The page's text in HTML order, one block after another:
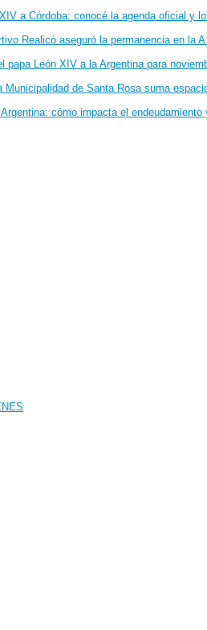
a Córdoba: conocé la agenda oficial y
Realicó aseguró la permanencia en la
papa León XIV a la Argentina para
Municipalidad de Santa Rosa suma
cómo impacta el